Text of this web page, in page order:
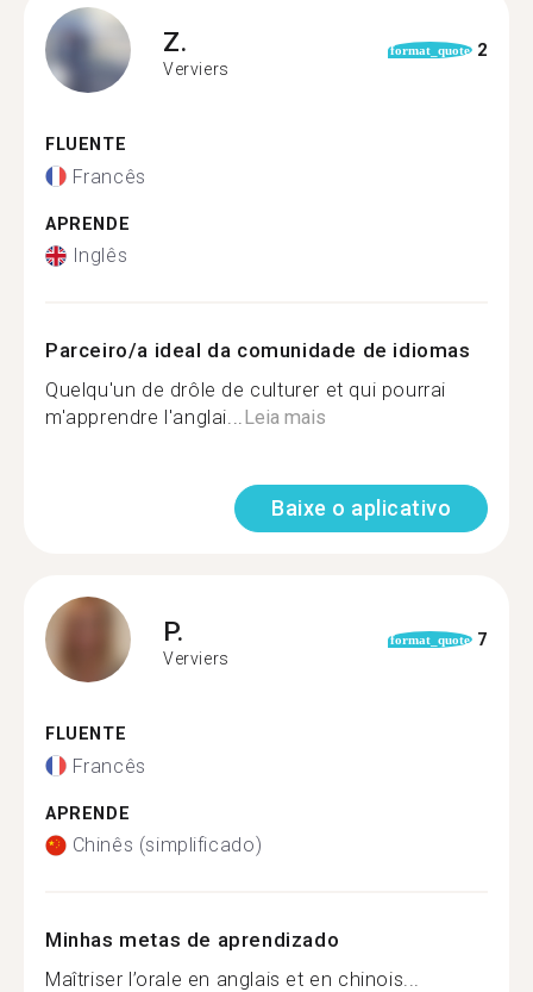
Z.
Verviers
format_quote 2
FLUENTE
Francês
APRENDE
Inglês
Parceiro/a ideal da comunidade de idiomas
Quelqu'un de drôle de culturer et qui pourrai
m'apprendre l'anglai...Leia mais
Baixe o aplicativo
P.
Verviers
format_quote 7
FLUENTE
Francês
APRENDE
Chinês (simplificado)
Minhas metas de aprendizado
Maîtriser l’orale en anglais et en chinois...